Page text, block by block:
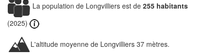
La population de Longvilliers est de 255 habitants
(2025)
L'altitude moyenne de Longvilliers 37 mètres.